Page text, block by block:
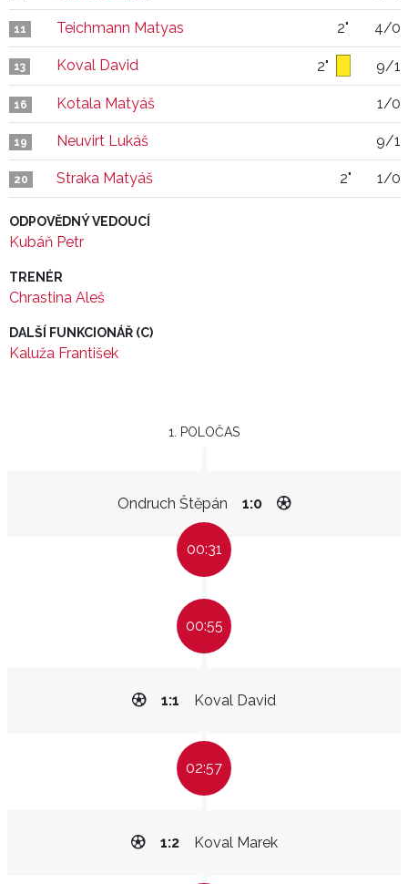
11 Teichmann Matyas 2" 4/0
13 Koval David 2" 9/1
16 Kotala Matyáš 1/0
19 Neuvirt Lukáš 9/1
20 Straka Matyáš 2" 1/0
ODPOVĚDNÝ VEDOUCÍ
Kubáň Petr
TRENÉR
Chrastina Aleš
DALŠÍ FUNKCIONÁŘ (C)
Kaluža František
1. POLOČAS
Ondruch Štěpán 1:0
00:31
00:55
Koval David
1:1
02:57
Koval Marek
1:2